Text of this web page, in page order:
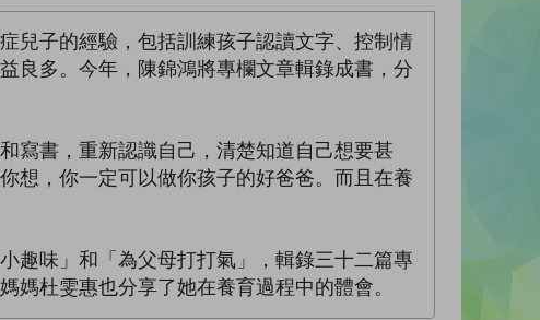
兒子的經驗，包括訓練孩子認讀文字、控制情
良多。今年，陳錦鴻將專欄文章輯錄成書，分
寫書，重新認識自己，清楚知道自己想要甚
想，你一定可以做你孩子的好爸爸。而且在養
趣味」和「為父母打打氣」，輯錄三十二篇專
杜雯惠也分享了她在養育過程中的體會。